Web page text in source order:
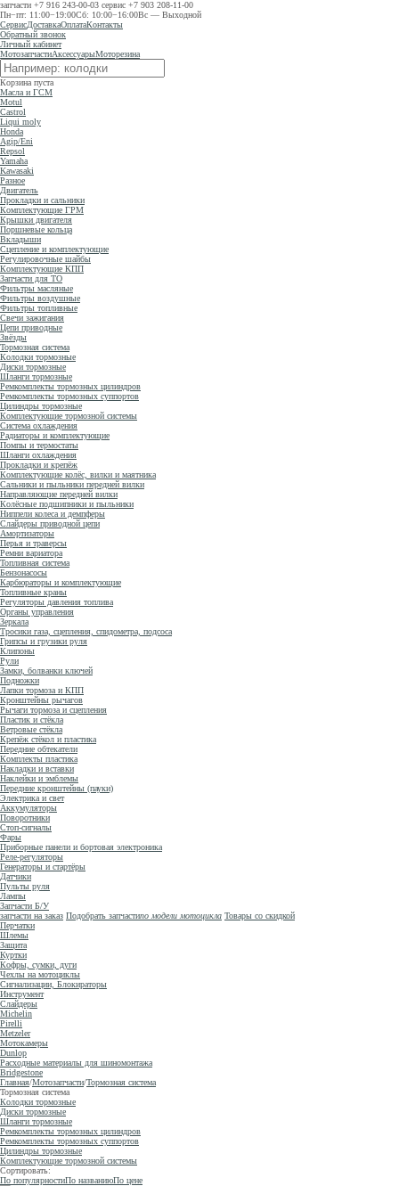
запчасти +7 916 243-00-03 сервис +7 903 208-11-00
Пн−пт: 11:00−19:00Сб: 10:00−16:00Вс — Выходной
СервисДоставкаОплатаКонтакты
Обратный звонок
Личный кабинет
МотозапчастиАксессуарыМоторезина
Корзина пуста
Масла и ГСМ
Motul
Castrol
Liqui moly
Honda
Agip/Eni
Repsol
Yamaha
Kawasaki
Разное
Двигатель
Прокладки и сальники
Комплектующие ГРМ
Крышки двигателя
Поршневые кольца
Вкладыши
Сцепление и комплектующие
Регулировочные шайбы
Комплектующие КПП
Запчасти для ТО
Фильтры масляные
Фильтры воздушные
Фильтры топливные
Свечи зажигания
Цепи приводные
Звёзды
Тормозная система
Колодки тормозные
Диски тормозные
Шланги тормозные
Ремкомплекты тормозных цилиндров
Ремкомплекты тормозных суппортов
Цилиндры тормозные
Комплектующие тормозной системы
Система охлаждения
Радиаторы и комплектующие
Помпы и термостаты
Шланги охлаждения
Прокладки и крепёж
Комплектующие колёс, вилки и маятника
Сальники и пыльники передней вилки
Направляющие передней вилки
Колёсные подшипники и пыльники
Ниппели колеса и демпферы
Слайдеры приводной цепи
Амортизаторы
Перья и траверсы
Ремни вариатора
Топливная система
Бензонасосы
Карбюраторы и комплектующие
Топливные краны
Регуляторы давления топлива
Органы управления
Зеркала
Тросики газа, сцепления, спидометра, подсоса
Грипсы и грузики руля
Клипоны
Рули
Замки, болванки ключей
Подножки
Лапки тормоза и КПП
Кронштейны рычагов
Рычаги тормоза и сцепления
Пластик и стёкла
Ветровые стёкла
Крепёж стёкол и пластика
Передние обтекатели
Комплекты пластика
Накладки и вставки
Наклейки и эмблемы
Передние кронштейны (пауки)
Электрика и свет
Аккумуляторы
Поворотники
Стоп-сигналы
Фары
Приборные панели и бортовая электроника
Реле-регуляторы
Генераторы и стартёры
Датчики
Пульты руля
Лампы
Запчасти Б/У
запчасти на заказ Подобрать запчастипо модели мотоцикла Товары со скидкой
Перчатки
Шлемы
Защита
Куртки
Кофры, сумки, дуги
Чехлы на мотоциклы
Сигнализации, Блокираторы
Инструмент
Слайдеры
Michelin
Pirelli
Metzeler
Мотокамеры
Dunlop
Расходные материалы для шиномонтажа
Bridgestone
Главная/Мотозапчасти/Тормозная система
Тормозная система
Колодки тормозные
Диски тормозные
Шланги тормозные
Ремкомплекты тормозных цилиндров
Ремкомплекты тормозных суппортов
Цилиндры тормозные
Комплектующие тормозной системы
Сортировать:
По популярностиПо названиюПо цене